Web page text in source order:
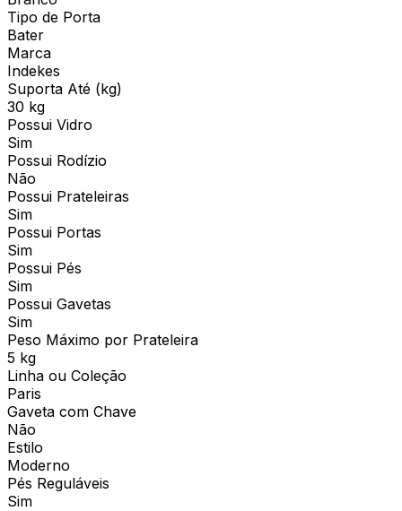
Tipo de Porta
Bater
Marca
Indekes
Suporta Até (kg)
30 kg
Possui Vidro
Sim
Possui Rodízio
Não
Possui Prateleiras
Sim
Possui Portas
Sim
Possui Pés
Sim
Possui Gavetas
Sim
Peso Máximo por Prateleira
5 kg
Linha ou Coleção
Paris
Gaveta com Chave
Não
Estilo
Moderno
Pés Reguláveis
Sim